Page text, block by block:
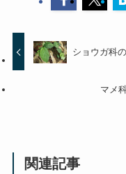
ショウガ科
マメ
関連記事